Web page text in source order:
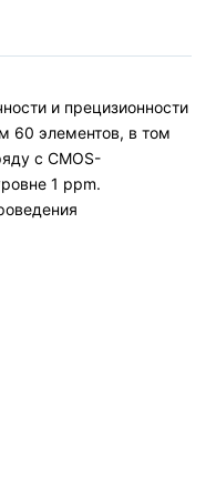
и прецизионности
60 элементов, в том
с CMOS-
1 ppm.